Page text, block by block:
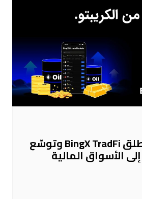
منصة BingX تطلق BingX TradFi وتوسّع
الأسواق المالية